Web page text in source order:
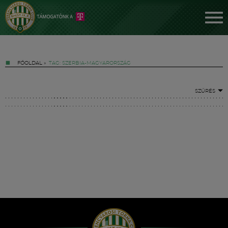
FŐOLDAL » TAG: SZERBIA-MAGYARORSZÁG
SZŰRÉS
Hírek